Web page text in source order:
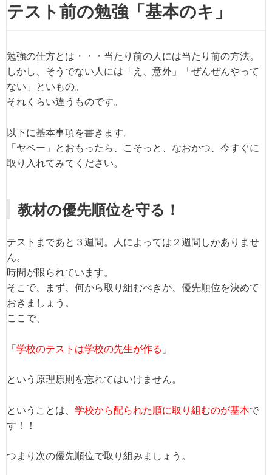
テスト前の勉強「基本のキ」
勉強の仕方とは・・・当たり前の人には当たり前の方法。
しかし、そうでない人には「え、意外」「ぜんぜんやって
ない」といもの。
それくらい違うものです。
以下に基本事項を書きます。
「ヤベー」とおもったら、こそっと、なおかつ、今すぐに
取り入れてみてください。
教材の優先順位を守る！
テストまであと３週間。人によっては２週間しかありませ
ん。
時間が限られています。
そこで、まず、何から取り組むべきか、優先順位を決めて
おきましょう。
ここで、
「学校のテストは学校の先生が作る 」
という原理原則を忘れてはいけません。
ということは、 学校から配られた順に取り組むのが基本で
す！！
つまり次の優先順位で取り組みましょう。